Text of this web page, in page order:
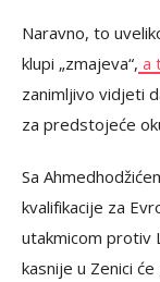
Naravno, to
klupi „zmajeva“, a
zanimljivo vidjeti
za predstojeće
Sa
kvalifikacije za
utakmicom protiv
kasnije u Zenici